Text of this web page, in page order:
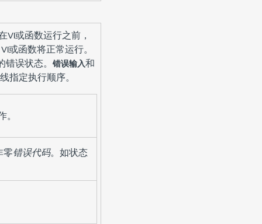
VI或函数运行之前，
或函数将正常运行。
误状态。 错误输入和
指定执行顺序。
零错误代码。如状态